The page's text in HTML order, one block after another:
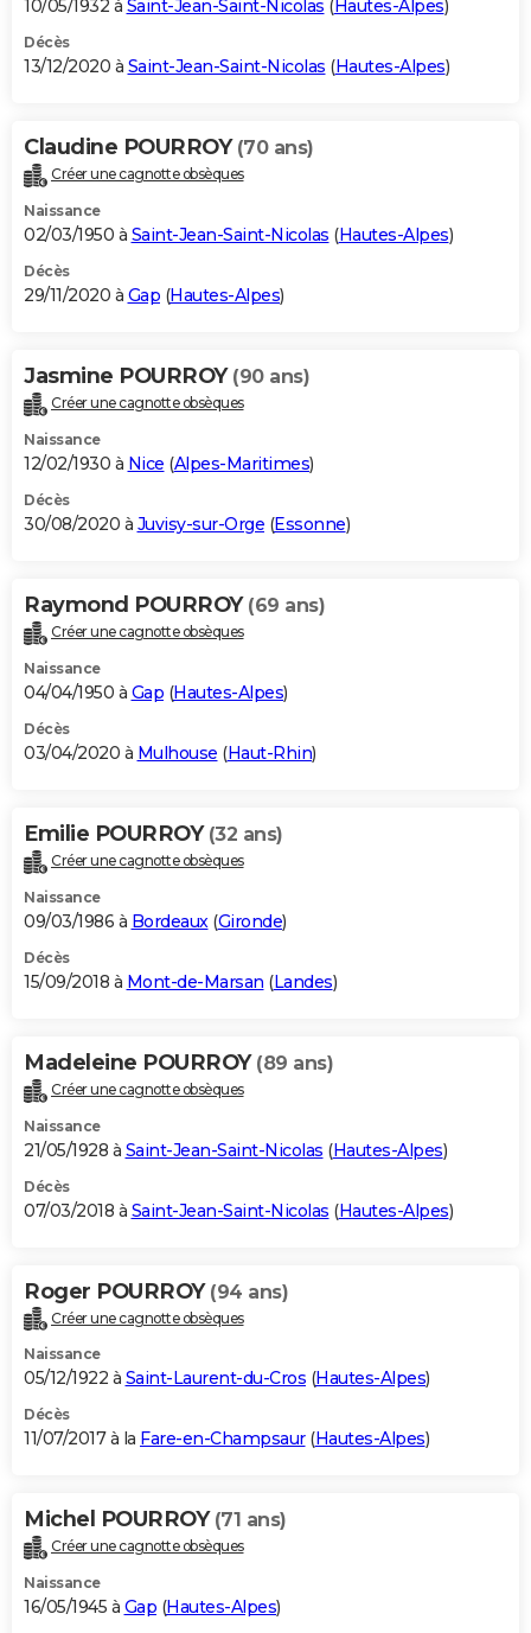
10/05/1932 à Saint-Jean-Saint-Nicolas ( Hautes-Alpes)
Décès
13/12/2020 à Saint-Jean-Saint-Nicolas (Hautes-Alpes)
Claudine POURROY (70 ans)
Créer une cagnotte obsèques
Naissance
02/03/1950 à Saint-Jean-Saint-Nicolas (Hautes-Alpes)
Décès
29/11/2020 à Gap (Hautes-Alpes)
Jasmine POURROY (90 ans)
Créer une cagnotte obsèques
Naissance
12/02/1930 à Nice (Alpes-Maritimes)
Décès
30/08/2020 à Juvisy-sur-Orge (Essonne)
Raymond POURROY (69 ans)
Créer une cagnotte obsèques
Naissance
04/04/1950 à Gap (Hautes-Alpes)
Décès
03/04/2020 à Mulhouse (Haut-Rhin)
Emilie POURROY (32 ans)
Créer une cagnotte obsèques
Naissance
09/03/1986 à Bordeaux(Gironde)
Décès
15/09/2018 à Mont-de-Marsan (Landes)
Madeleine POURROY (89 ans)
Créer une cagnotte obsèques
Naissance
21/05/1928 à Saint-Jean-Saint-Nicolas (Hautes-Alpes)
Décès
07/03/2018 à Saint-Jean-Saint-Nicolas (Hautes-Alpes)
Roger POURROY (94 ans)
Créer une cagnotte obsèques
Naissance
05/12/1922 à Saint-Laurent-du-Cros (Hautes-Alpes)
Décès
11/07/2017 à la Fare-en-Champsaur(Hautes-Alpes)
Michel POURROY (71 ans)
Créer une cagnotte obsèques
Naissance
16/05/1945 à Gap (Hautes-Alpes)